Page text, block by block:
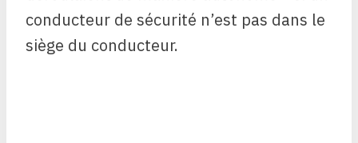
conducteur de sécurité n’est pas dans le
siège du conducteur.